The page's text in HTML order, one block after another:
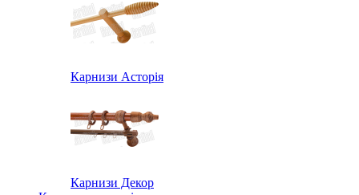
Карнизи Асторія
Карнизи Декор